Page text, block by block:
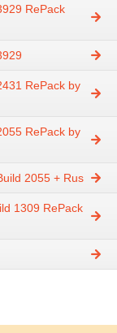
RePack
RePack by
RePack by
2055 + Rus
1309 RePack